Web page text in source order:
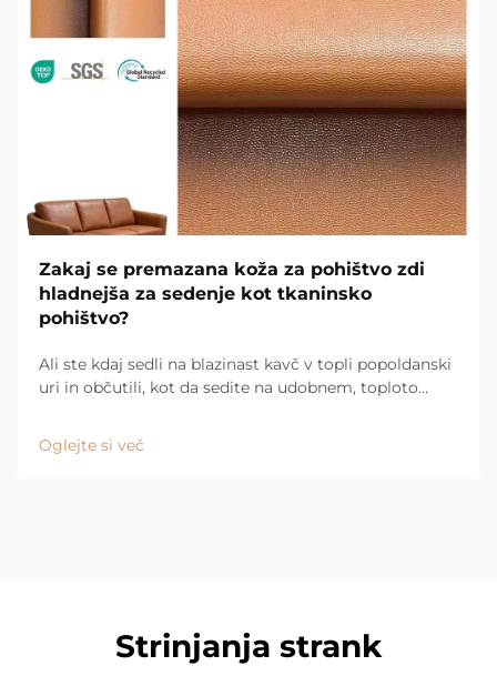
Zakaj se premazana koža za pohištvo zdi
hladnejša za sedenje kot tkaninsko
pohištvo?
Ali ste kdaj sedli na blazinast kavč v topli popoldanski
uri in občutili, kot da sedite na udobnem, toploto
kavč in se takoj počutite osveženo. Za to obstaja
razlog, in ...
Oglejte si več
Strinjanja strank